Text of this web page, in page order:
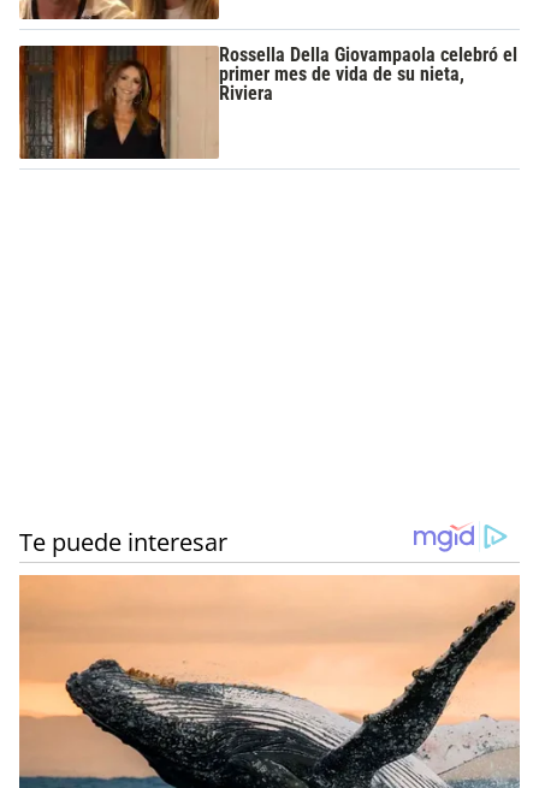
Rossella Della Giovampaola celebró el
primer mes de vida de su nieta,
Riviera